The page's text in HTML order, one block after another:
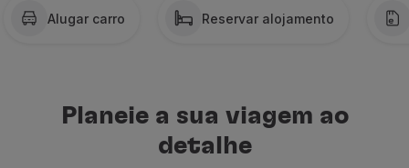
Parceiros
Perguntas frequentes
Pedidos e reclamações
Alugar carro Reservar alojamento
Planeie a sua viagem ao
detalhe